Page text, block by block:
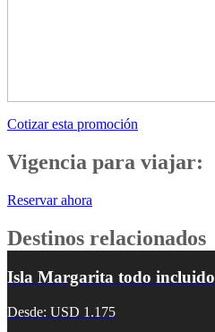
Cotizar esta promoción
Vigencia para viajar:
Reservar ahora
Destinos relacionados
Isla Margarita todo incluido
Desde: USD 1.175